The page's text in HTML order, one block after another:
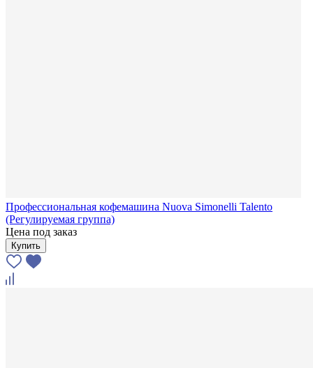
Профессиональная кофемашина Nuova Simonelli Talento
(Регулируемая группа)
Цена под заказ
Купить